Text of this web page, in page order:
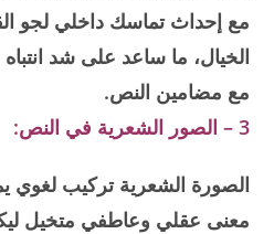
مع إحداث تماسك داخلي لجو
الخيال، ما ساعد على شد
مع مضامين النص.
3 – الصور الشعرية في النص:
الصورة الشعرية تركيب لغوي
معنى عقلي وعاطفي متخيل